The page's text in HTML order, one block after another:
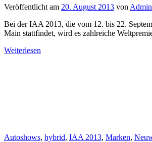
Veröffentlicht am 20. August 2013 von
Bei der IAA 2013, die vom 12. bis 22.
Main stattfindet, wird es zahlreiche
Weiterlesen
Autoshows, hybrid, IAA 2013, Marken,